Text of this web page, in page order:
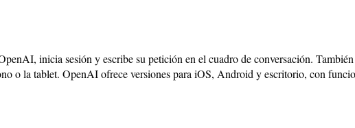
inicia sesión y escribe su petición en el cuadro de conversación.
o la tablet. OpenAI ofrece versiones para iOS, Android y escritorio, con